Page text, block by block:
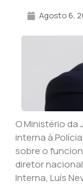
Agosto 6,
O Ministério
interna à
sobre o
diretor
Interna, Luís